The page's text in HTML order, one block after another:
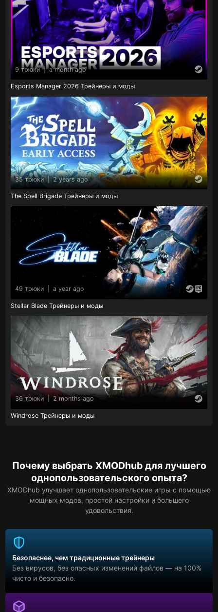
9 трюки | a month ago
Esports Manager 2026 Трейнеры и моды
35 трюки | 2 years ago
The Spell Brigade Трейнеры и моды
49 трюки a year ago
Stellar Blade Трейнеры и моды
36 трюки | 2 months ago
Windrose Трейнеры и моды
Почему выбрать XMODhub для лучшего
однопользовательского опыта?
XMODhub улучшает однопользовательские игры с помощью
мощных модов, простой настройки и большего
удовольствия.
Безопаснее, чем традиционные трейнеры
Без вирусов, без опасных изменений файлов — на 100%
чисто и безопасно.